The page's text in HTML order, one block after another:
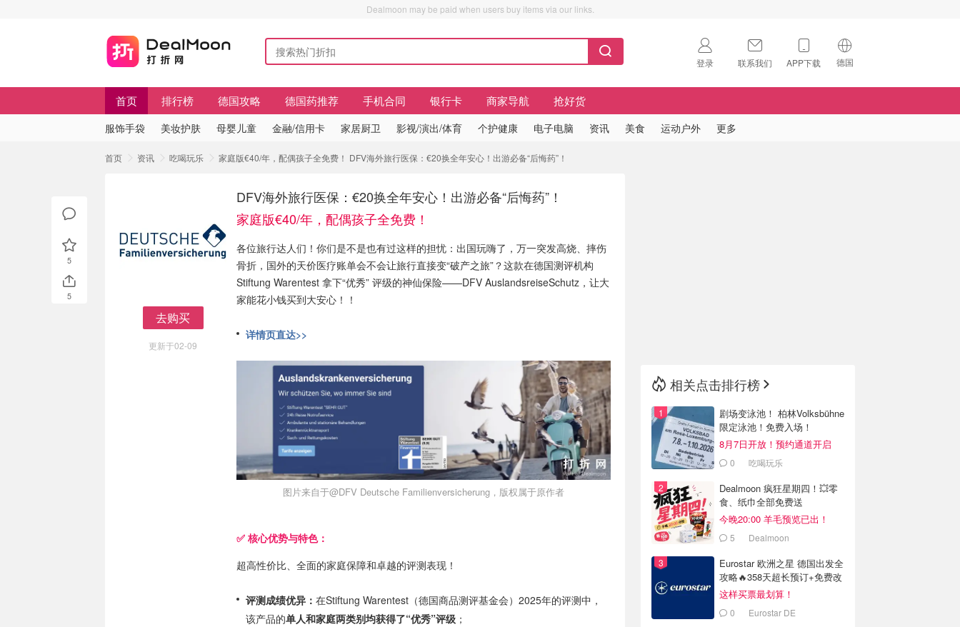
Dealmoon may be paid when users buy items via our links.
登录 联系我们 APP下载 德国
🇺🇸
首页 排行榜 德国攻略 德国药推荐 手机合同 银行卡 商家导航 抢好货
服饰手袋 美妆护肤 母婴儿童 金融/信用卡 家居厨卫 影视/演出/体育 个护健康 电子电脑 资讯 美食 运动户外 更多
首页 资讯 吃喝玩乐 家庭版€40/年，配偶孩子全免费！ DFV海外旅行医保：€20换全年安心！出游必备“后悔药”！
去购买
更新于02-09
DFV海外旅行医保：€20换全年安心！出游必备“后悔药”！
家庭版€40/年，配偶孩子全免费！
各位旅行达人们！你们是不是也有过这样的担忧：出国玩嗨了，万一突发高烧、摔伤
骨折，国外的天价医疗账单会不会让旅行直接变“破产之旅”？这款在德国测评机构
Stiftung Warentest 拿下“优秀” 评级的神仙保险——DFV AuslandsreiseSchutz，让大
家能花小钱买到大安心！！
详情页直达>>
图片来自于@DFV Deutsche Familienversicherung，版权属于原作者
✅ 核心优势与特色：
超高性价比、全面的家庭保障和卓越的评测表现！
评测成绩优异： 在Stiftung Warentest（德国商品测评基金会）2025年的评测中，
该产品的单人和家庭两类别均获得了“优秀”评级 ；
5
5
相关点击排行榜
剧场变泳池！ 柏林Volksbühne
限定泳池！免费入场！
8月7日开放！预约通道开启
0 吃喝玩乐
Dealmoon 疯狂星期四！💥零
食、纸巾全部免费送
今晚20:00 羊毛预览已出！
5 Dealmoon
Eurostar 欧洲之星 德国出发全
攻略🔥358天超长预订+免费改
签
这样买票最划算！
0 Eurostar DE